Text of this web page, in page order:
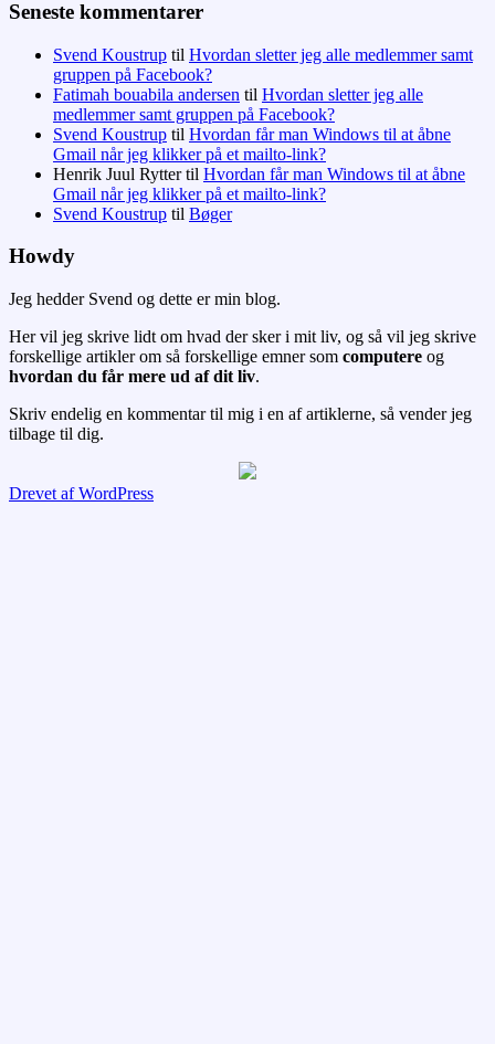
Seneste kommentarer
Svend Koustrup til Hvordan sletter jeg alle medlemmer samt
gruppen på Facebook?
Fatimah bouabila andersen til Hvordan sletter jeg alle
medlemmer samt gruppen på Facebook?
Svend Koustrup til Hvordan får man Windows til at åbne
Gmail når jeg klikker på et mailto-link?
Henrik Juul Ryttertil Hvordan får man Windows til at åbne
Gmail når jeg klikker på et mailto-link?
Svend Koustrup til Bøger
Howdy
Jeg hedder Svend og dette er min blog.
Her vil jeg skrive lidt om hvad der sker i mit liv, og så vil jeg skrive
forskellige artikler om så forskellige emner som computere og
hvordan du får mere ud af dit liv.
Skriv endelig en kommentar til mig i en af artiklerne, så vender jeg
tilbage til dig.
Drevet af WordPress